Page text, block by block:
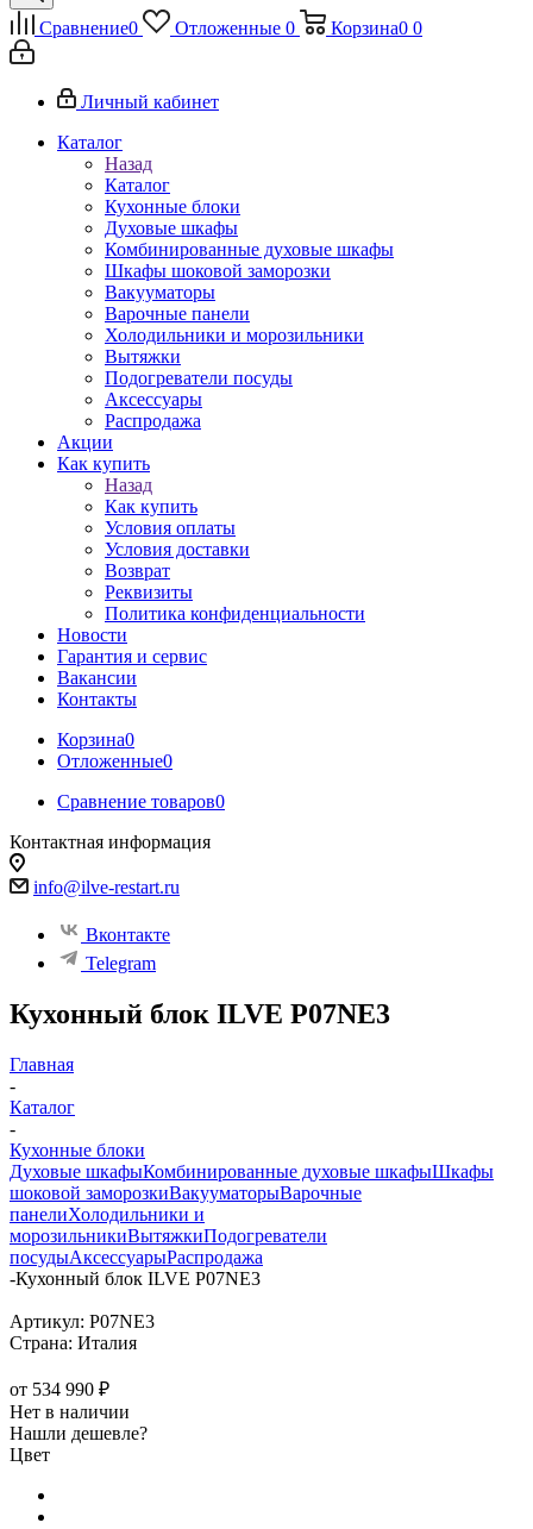
Сравнение0 Отложенные 0 Корзина0 0
Личный кабинет
Каталог
Назад
Каталог
Кухонные блоки
Духовые шкафы
Комбинированные духовые шкафы
Шкафы шоковой заморозки
Вакууматоры
Варочные панели
Холодильники и морозильники
Вытяжки
Подогреватели посуды
Аксессуары
Распродажа
Акции
Как купить
Назад
Как купить
Условия оплаты
Условия доставки
Возврат
Реквизиты
Политика конфиденциальности
Новости
Гарантия и сервис
Вакансии
Контакты
Корзина0
Отложенные0
Сравнение товаров0
Контактная информация
info@ilve-restart.ru
Вконтакте
Telegram
Кухонный блок ILVE P07NE3
Главная
-
Каталог
-
Кухонные блоки
Духовые шкафыКомбинированные духовые шкафыШкафы
шоковой заморозкиВакууматорыВарочные
панелиХолодильники и
морозильникиВытяжкиПодогреватели
посудыАксессуарыРаспродажа
-Кухонный блок ILVE P07NE3
Артикул: P07NE3
Страна: Италия
от 534 990 ₽
Нет в наличии
Нашли дешевле?
Цвет